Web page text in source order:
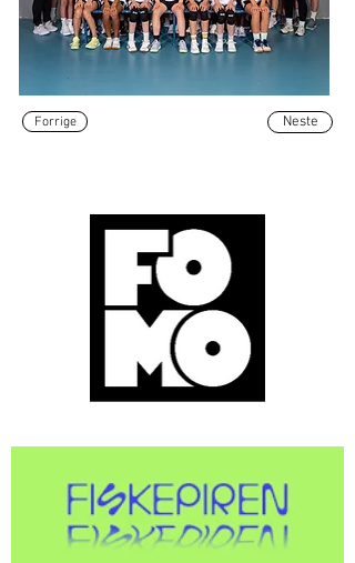
Forrige Neste